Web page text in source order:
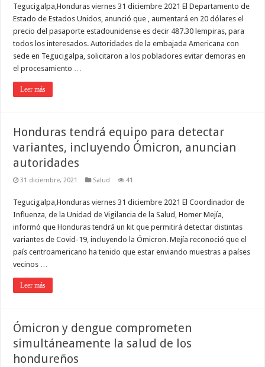
Tegucigalpa,Honduras viernes 31 diciembre 2021 El Departamento de
Estado de Estados Unidos, anunció que , aumentará en 20 dólares el
precio del pasaporte estadounidense es decir 487.30 lempiras, para
todos los interesados. Autoridades de la embajada Americana con
sede en Tegucigalpa, solicitaron a los pobladores evitar demoras en
el procesamiento …
Leer más
Honduras tendrá equipo para detectar
variantes, incluyendo Ómicron, anuncian
autoridades
31 diciembre, 2021 Salud 41
Tegucigalpa,Honduras viernes 31 diciembre 2021 El Coordinador de
Influenza, de la Unidad de Vigilancia de la Salud, Homer Mejía,
informó que Honduras tendrá un kit que permitirá detectar distintas
variantes de Covid-19, incluyendo la Ómicron. Mejía reconoció que el
país centroamericano ha tenido que estar enviando muestras a países
vecinos …
Leer más
Ómicron y dengue comprometen
simultáneamente la salud de los
hondureños